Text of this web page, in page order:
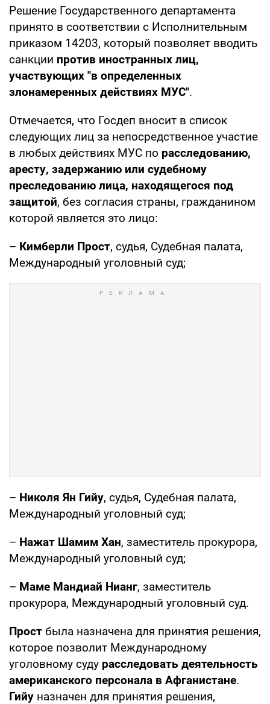
Решение Государственного департамента
принято в соответствии с Исполнительным
приказом 14203, который позволяет вводить
санкции против иностранных лиц,
участвующих "в определенных
злонамеренных действиях МУС".
Отмечается, что Госдеп вносит в список
следующих лиц за непосредственное участие
в любых действиях МУС по расследованию,
аресту, задержанию или судебному
преследованию лица, находящегося под
защитой, без согласия страны, гражданином
которой является это лицо:
– Кимберли Прост, судья, Судебная палата,
Международный уголовный суд;
– Николя Ян Гийу, судья, Судебная палата,
Международный уголовный суд;
– Нажат Шамим Хан, заместитель прокурора,
Международный уголовный суд;
– Маме Мандиай Нианг, заместитель
прокурора, Международный уголовный суд.
Прост была назначена для принятия решения,
которое позволит Международному
уголовному суду расследовать деятельность
американского персонала в Афганистане.
Гийу назначен для принятия решения,